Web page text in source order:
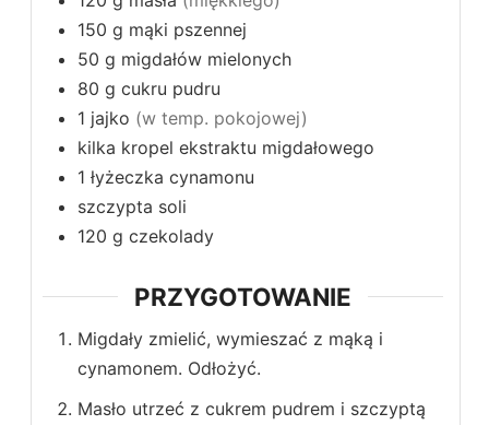
150 g mąki pszennej
50 g migdałów mielonych
80 g cukru pudru
1 jajko (w temp. pokojowej)
kilka kropel ekstraktu migdałowego
1 łyżeczka cynamonu
szczypta soli
120 g czekolady
PRZYGOTOWANIE
Migdały zmielić, wymieszać z mąką i
cynamonem. Odłożyć.
Masło utrzeć z cukrem pudrem i szczyptą